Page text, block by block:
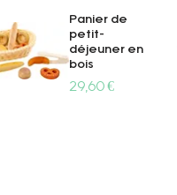
Panier de
petit-
déjeuner en
bois
Prix
29,60 €